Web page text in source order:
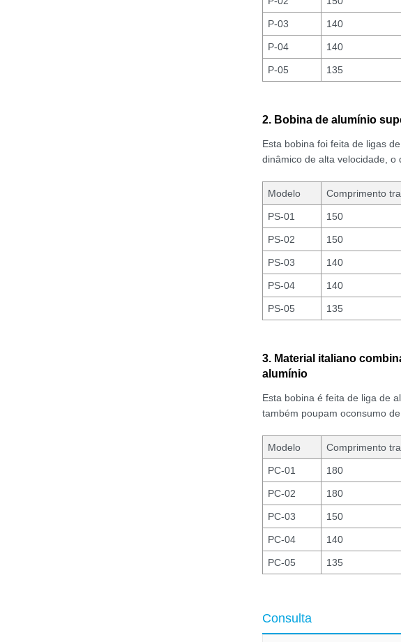
P-03 140
P-04 140
P-05 135
2. Bobina de alumínio
Esta bobina foi feita de ligas
dinâmico de alta velocidade, o
Modelo Comprimento
PS-01 150
PS-02 150
PS-03 140
PS-04 140
PS-05 135
3. Material italiano
alumínio
Esta bobina é feita de liga de
também poupam oconsumo
Modelo Comprimento
PC-01 180
PC-02 180
PC-03 150
PC-04 140
PC-05 135
Consulta